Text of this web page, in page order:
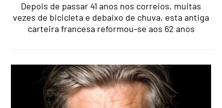
Depois de passar 41 anos nos correios, muitas
vezes de bicicleta e debaixo de chuva, esta antiga
carteira francesa reformou-se aos 62 anos